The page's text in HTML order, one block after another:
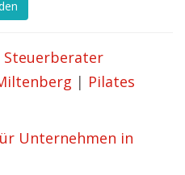
Steuerberater
| Pilates
Unternehmen in